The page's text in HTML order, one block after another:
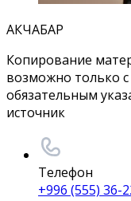
АКЧАБАР
Копирование
возможно только
обязательным
источник
Телефон
+996 (555) 36-